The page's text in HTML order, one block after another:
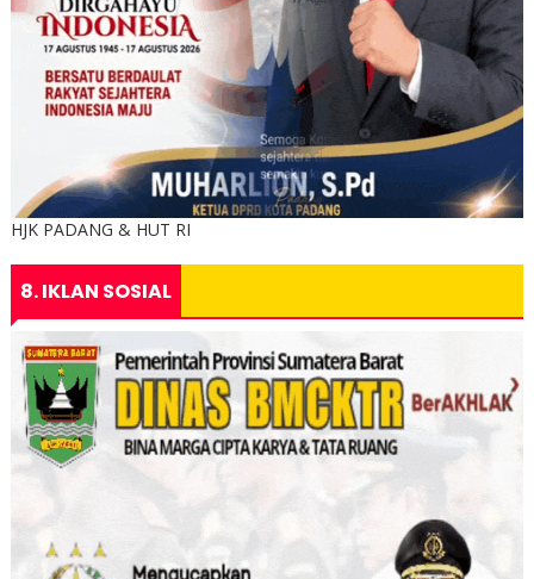
HJK PADANG & HUT RI
8. IKLAN SOSIAL